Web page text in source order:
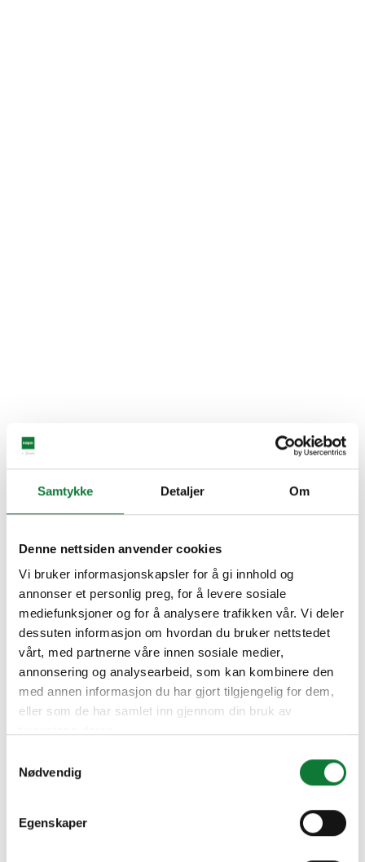
Samtykke Detaljer Om
Denne nettsiden anvender cookies
Vi bruker informasjonskapsler for å gi innhold og
annonser et personlig preg, for å levere sosiale
mediefunksjoner og for å analysere trafikken vår. Vi deler
dessuten informasjon om hvordan du bruker nettstedet
vårt, med partnerne våre innen sosiale medier,
annonsering og analysearbeid, som kan kombinere den
med annen informasjon du har gjort tilgjengelig for dem,
eller som de har samlet inn gjennom din bruk av
Nødvendig
Egenskaper